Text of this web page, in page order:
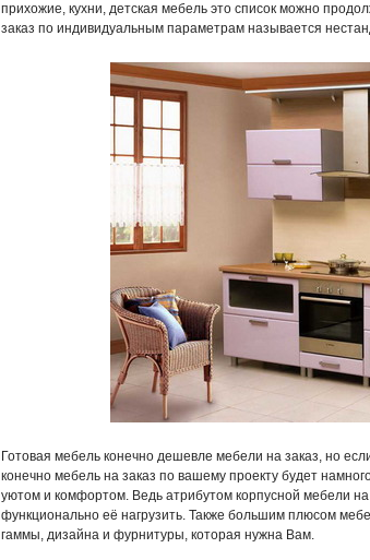
прихожие, кухни, детская мебель это список можно
заказ по индивидуальным параметрам называется
Готовая мебель конечно дешевле мебели на заказ, но
конечно мебель на заказ по вашему проекту будет
уютом и комфортом. Ведь атрибутом корпусной мебели на
функционально её нагрузить. Также большим плюсом
гаммы, дизайна и фурнитуры, которая нужна Вам.